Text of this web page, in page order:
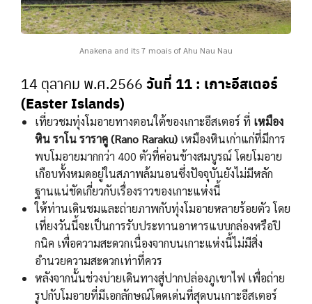
Anakena and its 7 moais of Ahu Nau Nau
14 ตุลาคม พ.ศ.2566 วันที่ 11 : เกาะอีสเตอร์
(Easter Islands)
เที่ยวชมทุ่งโมอายทางตอนใต้ของเกาะอีสเตอร์ ที่ เหมือง
หิน ราโน ราราคู (Rano Raraku) เหมืองหินเก่าแก่ที่มีการ
พบโมอายมากกว่า 400 ตัวที่ค่อนข้างสมบูรณ์ โดยโมอาย
เกือบทั้งหมดอยู่ในสภาพล้มนอนซึ่งปัจจุบันยังไม่มีหลัก
ฐานแน่ชัดเกี่ยวกับเรื่องราวของเกาะแห่งนี้
ให้ท่านเดินชมและถ่ายภาพกับทุ่งโมอายหลายร้อยตัว โดย
เที่ยงวันนี้จะเป็นการรับประทานอาหารแบบกล่องหรือปิ
กนิค เพื่อความสะดวกเนื่องจากบนเกาะแห่งนี้ไม่มีสิ่ง
อำนวยความสะดวกเท่าที่ควร
หลังจากนั้นช่วงบ่ายเดินทางสู่ปากปล่องภูเขาไฟ เพื่อถ่าย
รูปกับโมอายที่มีเอกลักษณ์โดดเด่นที่สุดบนเกาะอีสเตอร์